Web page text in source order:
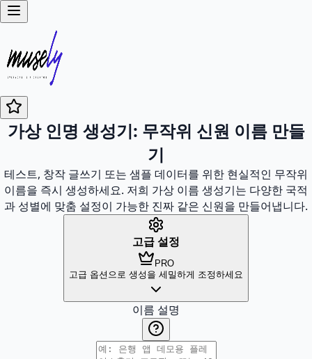
가상 인명 생성기: 무작위 신원 이름 만들
기
테스트, 창작 글쓰기 또는 샘플 데이터를 위한 현실적인 무작위
이름을 즉시 생성하세요. 저희 가상 이름 생성기는 다양한 국적
과 성별에 맞춤 설정이 가능한 진짜 같은 신원을 만들어냅니다.
고급 설정
PRO
고급 옵션으로 생성을 세밀하게 조정하세요
이름 설명